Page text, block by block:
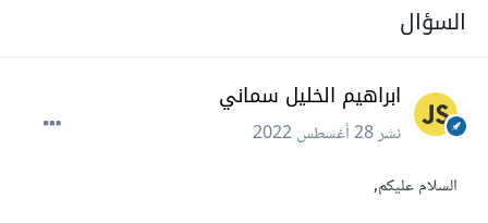
السؤال
ابراهيم الخليل سماني
نشر28 أغسطس 2022
السلام عليكم,